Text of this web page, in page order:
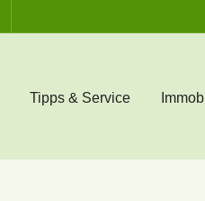
Tipps & Service